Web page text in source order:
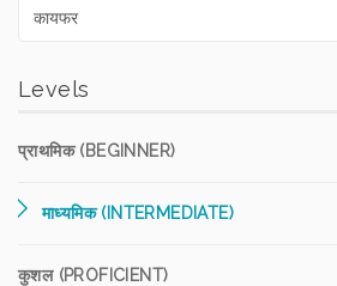
Levels
प्राथमिक (BEGINNER)
माध्यमिक (INTERMEDIATE)
कुशल (PROFICIENT)